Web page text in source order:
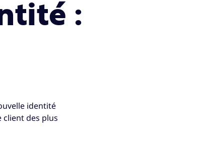
:
identité
client des plus